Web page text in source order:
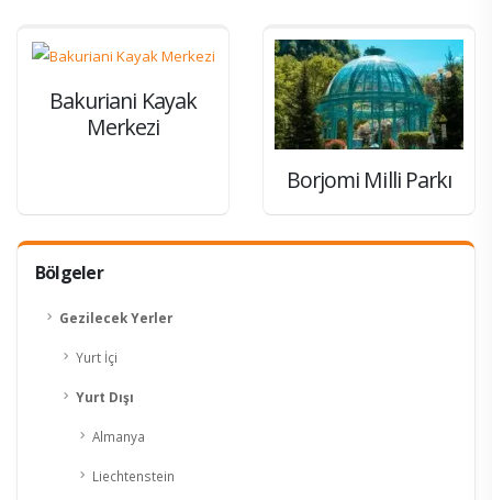
Bölgeler
Gezilecek Yerler
Yurt İçi
Yurt Dışı
Almanya
Liechtenstein
Bakuriani Kayak
Merkezi
Borjomi Milli Parkı